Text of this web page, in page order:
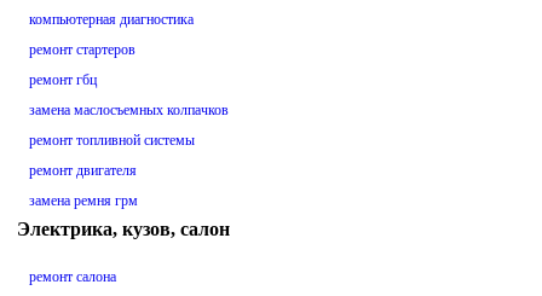
компьютерная диагностика
ремонт стартеров
ремонт гбц
замена маслосъемных колпачков
ремонт топливной системы
ремонт двигателя
замена ремня грм
Электрика, кузов, салон
ремонт салона